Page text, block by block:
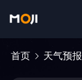
首页 天气预报